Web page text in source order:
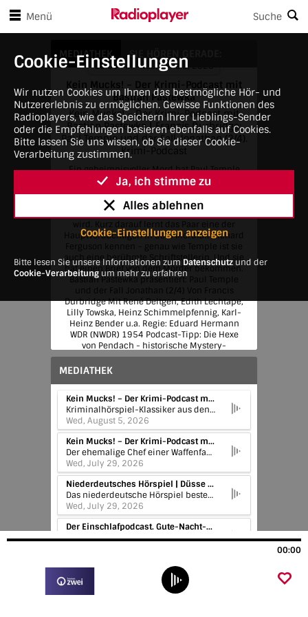
Cookie-Einstellungen
Wir nutzen Cookies um Ihnen das bestmögliche Hör- und
Nutzererlebnis zu ermöglichen. Gewisse Funktionen des
Radioplayers, wie das Speichern Ihrer Lieblings-Sender
oder die Empfehlungen basieren ebenfalls auf Cookies.
Bitte lassen Sie uns wissen, ob Sie dieser Cookie-
Verarbeitung zustimmen.
Ja, ich stimme zu
Alles ablehnen
Cookie-Einstellungen anzeigen
Bitte lesen Sie unsere Informationen zum Datenschutz und der
Cookie-Verarbeitung um mehr zu erfahren
Zum Hauptinhalt springen
Player-Steuerungen springen
Menü Suche
Kein Mucks! – Der Krimi-Podcast mit Bastian Pastewka
MEDIATHEK SIE HÖREN GERADE:
10:03 PM • Wed, June 3, 2026
Kein Mucks! – Der Krimi-Podcast mit
Bastian Pastewka
Kein Mucks! – Der Krimi-Podcast mit
Bastian Pastewka | Francis Durbridge:
Paul Temple und der Fall Jonathan (2/4).
Krimi-Podcast
Ein geheimnisvoller Mord hat Paul Temple
und die gesamte Londoner Polizei alarmiert.
richtigen Spur, denn er kann gerade noch so
verhindern, dass seine Frau Steve entführt
wird. Kurz darauf lernt das Paar eine der
Hauptverdächtigen in dem Mordfall Richard
Ferguson kennen – genau wie Temple ist sie
auch eine berühmte Schriftstellerin. Und sie
hat einen Brief von dem Mörder bekommen.
Bastian Pastewka präsentiert: Paul Temple
und der Fall Jonathan (2/4) Von Francis
Durbridge Mit René Deltgen, Edith Lechtape,
Lilly Towska, Heinz Schimmelpfennig, Karl-
Heinz Bender u.a. Regie: Eduard Hermann
WDR (NWDR) 1954 Podcast-Tipp: Die Hexe
von Pendach - historische Mystery-
Hörspielserie https://1.ard.de/hexe-von-
pendach?cp=keinmucks
MEDIATHEK
Kein Mucks! – Der Krimi-Podcast mit Bastian Pastewka | Georges Simenons Maigret und die Unbekannte. Krimi-Podcast mit Bastian Pa
Kriminalhörspiel-Klassiker aus den Rundfunkarchiven der ARD: Fundstücke aus der Zeit, als die Magnetbänder rauschten und das Mikrofon keine Gnade mit kleinen Patzern und raschelnden Skript-Seiten hatte. Als die Platzpatronen durch die Funkhäuser knallten, in den Aufnahme-Ateliers noch geraucht wurde und der Whisky bereitstand, um die Stimme zu ölen. Verräterische Erdspuren, gestohlene Skalpelle, die Stimme einer Leiche am Telefon – und immer wieder die Frage: Wer ist der Täter? Hörspiele in voller Länge präsentiert von Bastian Pastewka, dazu Bonusinfos, Biografisches und Nonsens. Donnerstags zuerst in ARD Sounds: https://1.ard.de/keinmucks
Wed, August 5, 2026
Kein Mucks! – Der Krimi-Podcast mit Bastian Pastewka | Tod in der Schublade. Krimi-Podcast mit Bastian Pastewka
Der ehemalige Chef einer Waffenfabrik ruft nachts die Polizei an. Er meldet, dass er soeben einen Einbrecher bei sich zu Hause erschossen hat. Nach dieser Aussage scheint der Fall völlig klar zu liegen. Aber Kleinigkeiten machen die britischen Ermittler stutzig. Wieso war seine Waffe in einer unverschlossenen Schublade? Bastian Pastewka präsentiert: Tod in der Schublade Von Kenneth Bird Mit Günther Ungeheuer, Peter Fitz, Helga Engel u.a. Regie: Volker Kühn hr 1971 Podcast-Tipp: Der Beifahrer – Düsterer Rache-Krimi im Film-Noir-Stil https://1.ard.de/knallhart
Wed, July 29, 2026
Niederdeutsches Hörspiel | Düsse Petersens (9): Bieber-Alarm
Das niederdeutsche Hörspiel besteht als eigenes Genre seit 1950. Seit 1974 produziert die Bremer Redaktion alle Niederdeutschen Hörspiele für Radio Bremen und den NDR. Das Programm enthält moderne und historische Stücke, sowohl ernst als auch unterhaltend, bis hin zum Krimi und zum Schwank.
Wed, July 29, 2026
Der Einschlafpodcast. Gute-Nacht-Geschichten von der Autorin Sina Scherzant gelesen | Ein Geburtstag mit Folgen – Gute-Nacht-Ges
Bestsellerautorin Sina Scherzant liest exklusive Gute-Nacht-Geschichten zum Runterkommen und Einkuscheln.
00:00